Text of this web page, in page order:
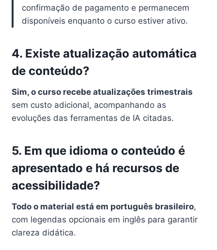
confirmação de pagamento e permanecem
disponíveis enquanto o curso estiver ativo.
4. Existe atualização automática
de conteúdo?
Sim, o curso recebe atualizações trimestrais
sem custo adicional, acompanhando as
evoluções das ferramentas de IA citadas.
5. Em que idioma o conteúdo é
apresentado e há recursos de
acessibilidade?
Todo o material está em português brasileiro,
com legendas opcionais em inglês para garantir
clareza didática.